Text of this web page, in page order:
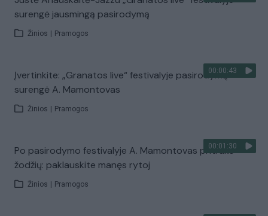
surengė jausmingą pasirodymą
Žinios Pramogos
00:00:43
Įvertinkite: „Granatos live“ festivalyje pasirodymą
surengė A. Mamontovas
Žinios Pramogos
00:01:30
Po pasirodymo festivalyje A. Mamontovas pritrūko
žodžių: paklauskite manęs rytoj
Žinios Pramogos